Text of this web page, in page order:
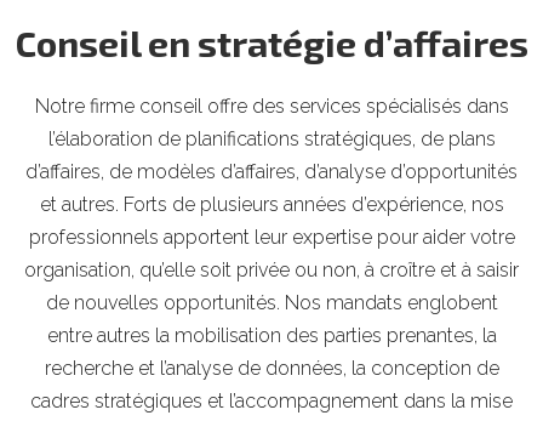
Conseil en stratégie d’affaires
Notre firme conseil offre des services spécialisés dans
l’élaboration de planifications stratégiques, de plans
d’affaires, de modèles d’affaires, d’analyse d’opportunités
et autres. Forts de plusieurs années d’expérience, nos
professionnels apportent leur expertise pour aider votre
organisation, qu’elle soit privée ou non, à croître et à saisir
de nouvelles opportunités. Nos mandats englobent
entre autres la mobilisation des parties prenantes, la
recherche et l’analyse de données, la conception de
cadres stratégiques et l’accompagnement dans la mise